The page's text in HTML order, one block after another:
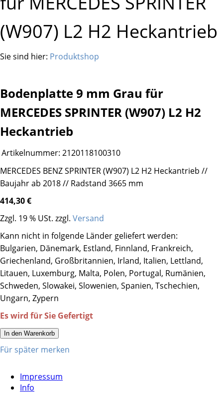
(W907) L2 H2 Heckantrieb
Sie sind hier: Produktshop
Bodenplatte 9 mm Grau für
MERCEDES SPRINTER (W907) L2 H2
Heckantrieb
Artikelnummer: 2120118100310
MERCEDES BENZ SPRINTER (W907) L2 H2 Heckantrieb //
Baujahr ab 2018 // Radstand 3665 mm
414,30 €
Zzgl. 19 % USt. zzgl. Versand
Kann nicht in folgende Länder geliefert werden:
Bulgarien, Dänemark, Estland, Finnland, Frankreich,
Griechenland, Großbritannien, Irland, Italien, Lettland,
Litauen, Luxemburg, Malta, Polen, Portugal, Rumänien,
Schweden, Slowakei, Slowenien, Spanien, Tschechien,
Ungarn, Zypern
Es wird für Sie Gefertigt
In den Warenkorb
Für später merken
Impressum
Info